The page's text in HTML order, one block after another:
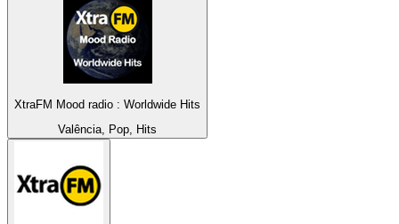
XtraFM Mood radio : Worldwide Hits
Valência, Pop, Hits